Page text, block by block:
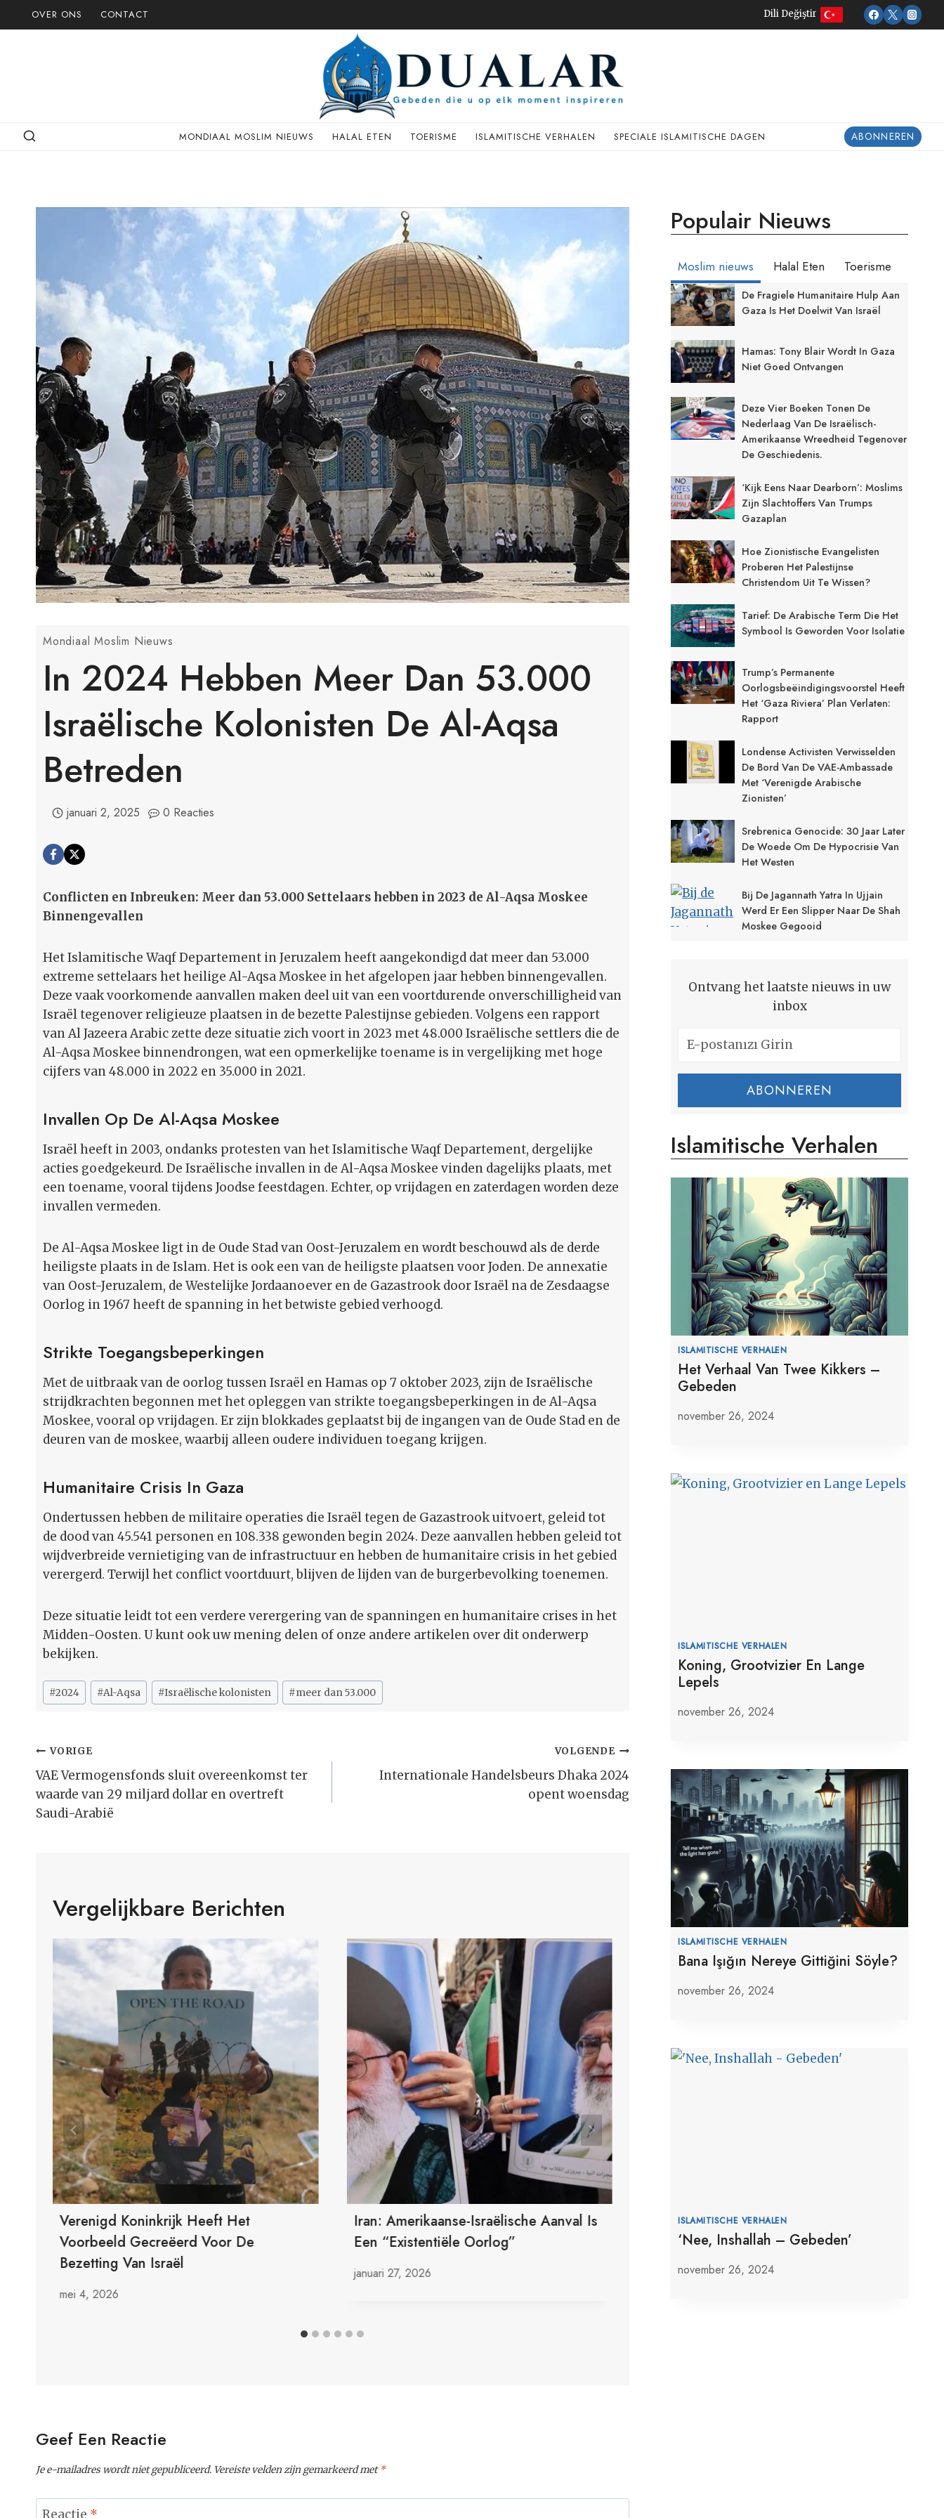
Doorgaan
naar
OVER ONS CONTACT Dili Değiştir
MONDIAAL MOSLIM NIEUWS HALAL ETEN TOERISME ISLAMITISCHE VERHALEN SPECIALE ISLAMITISCHE DAGEN ABONNEREN
Mondiaal Moslim Nieuws
In 2024 Hebben Meer Dan 53.000
Israëlische Kolonisten De Al-Aqsa
Betreden
januari 2, 2025 0 Reacties
Conflicten en Inbreuken: Meer dan 53.000 Settelaars hebben in 2023 de Al-Aqsa Moskee
Binnengevallen
Het Islamitische Waqf Departement in Jeruzalem heeft aangekondigd dat meer dan 53.000
extreme settelaars het heilige Al-Aqsa Moskee in het afgelopen jaar hebben binnengevallen.
Deze vaak voorkomende aanvallen maken deel uit van een voortdurende onverschilligheid van
Israël tegenover religieuze plaatsen in de bezette Palestijnse gebieden. Volgens een rapport
van Al Jazeera Arabic zette deze situatie zich voort in 2023 met 48.000 Israëlische settlers die de
Al-Aqsa Moskee binnendrongen, wat een opmerkelijke toename is in vergelijking met hoge
cijfers van 48.000 in 2022 en 35.000 in 2021.
Invallen Op De Al-Aqsa Moskee
Israël heeft in 2003, ondanks protesten van het Islamitische Waqf Departement, dergelijke
acties goedgekeurd. De Israëlische invallen in de Al-Aqsa Moskee vinden dagelijks plaats, met
een toename, vooral tijdens Joodse feestdagen. Echter, op vrijdagen en zaterdagen worden deze
invallen vermeden.
De Al-Aqsa Moskee ligt in de Oude Stad van Oost-Jeruzalem en wordt beschouwd als de derde
heiligste plaats in de Islam. Het is ook een van de heiligste plaatsen voor Joden. De annexatie
van Oost-Jeruzalem, de Westelijke Jordaanoever en de Gazastrook door Israël na de Zesdaagse
Oorlog in 1967 heeft de spanning in het betwiste gebied verhoogd.
Strikte Toegangsbeperkingen
Met de uitbraak van de oorlog tussen Israël en Hamas op 7 oktober 2023, zijn de Israëlische
strijdkrachten begonnen met het opleggen van strikte toegangsbeperkingen in de Al-Aqsa
Moskee, vooral op vrijdagen. Er zijn blokkades geplaatst bij de ingangen van de Oude Stad en de
deuren van de moskee, waarbij alleen oudere individuen toegang krijgen.
Humanitaire Crisis In Gaza
Ondertussen hebben de militaire operaties die Israël tegen de Gazastrook uitvoert, geleid tot
de dood van 45.541 personen en 108.338 gewonden begin 2024. Deze aanvallen hebben geleid tot
wijdverbreide vernietiging van de infrastructuur en hebben de humanitaire crisis in het gebied
verergerd. Terwijl het conflict voortduurt, blijven de lijden van de burgerbevolking toenemen.
Deze situatie leidt tot een verdere verergering van de spanningen en humanitaire crises in het
Midden-Oosten. U kunt ook uw mening delen of onze andere artikelen over dit onderwerp
bekijken.
Bericht
tags:
#2024 #Al-Aqsa #Israëlische kolonisten #meer dan 53.000
Bericht
Navigatie
VORIGE
VAE Vermogensfonds sluit overeenkomst ter
waarde van 29 miljard dollar en overtreft
Saudi-Arabië
VOLGENDE
Internationale Handelsbeurs Dhaka 2024
opent woensdag
Vergelijkbare Berichten
Verenigd Koninkrijk Heeft Het
Voorbeeld Gecreëerd Voor De
Bezetting Van Israël
mei 4, 2026
Iran: Amerikaanse-Israëlische Aanval Is
Een “existentiële Oorlog”
januari 27, 2026
De Moslim Activiteit In Het Engelse
Parlement: Toepassing Die Oeigoerse
Inhoud Censureert Sponsor
Geef Een Reactie
Je e-mailadres wordt niet gepubliceerd. Vereiste velden zijn gemarkeerd met*
Reactie *
Populair Nieuws
Moslim nieuws Halal Eten Toerisme
De Fragiele Humanitaire Hulp Aan
Gaza Is Het Doelwit Van Israël
Hamas: Tony Blair Wordt In Gaza
Niet Goed Ontvangen
Deze Vier Boeken Tonen De
Nederlaag Van De Israëlisch-
Amerikaanse Wreedheid Tegenover
De Geschiedenis.
‘Kijk Eens Naar Dearborn’: Moslims
Zijn Slachtoffers Van Trumps
Gazaplan
Hoe Zionistische Evangelisten
Proberen Het Palestijnse
Christendom Uit Te Wissen?
Tarief: De Arabische Term Die Het
Symbool Is Geworden Voor Isolatie
Trump’s Permanente
Oorlogsbeëindigingsvoorstel Heeft
Het ‘Gaza Riviera’ Plan Verlaten:
Rapport
Londense Activisten Verwisselden
De Bord Van De VAE-Ambassade
Met ‘Verenigde Arabische
Zionisten’
Srebrenica Genocide: 30 Jaar Later
De Woede Om De Hypocrisie Van
Het Westen
Bij De Jagannath Yatra In Ujjain
Werd Er Een Slipper Naar De Shah
Moskee Gegooid
Ontvang het laatste nieuws in uw
inbox
ABONNEREN
Islamitische Verhalen
ISLAMITISCHE VERHALEN
Het Verhaal Van Twee Kikkers –
Gebeden
november 26, 2024
ISLAMITISCHE VERHALEN
Koning, Grootvizier En Lange
Lepels
november 26, 2024
ISLAMITISCHE VERHALEN
Bana Işığın Nereye Gittiğini Söyle?
november 26, 2024
ISLAMITISCHE VERHALEN
‘Nee, Inshallah – Gebeden’
november 26, 2024